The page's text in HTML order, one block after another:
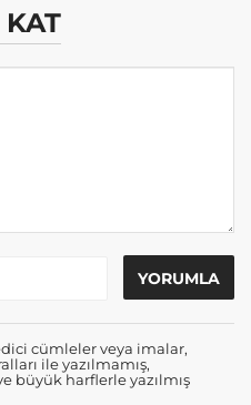
cümleler veya imalar,
ile yazılmamış,
büyük harflerle yazılmış